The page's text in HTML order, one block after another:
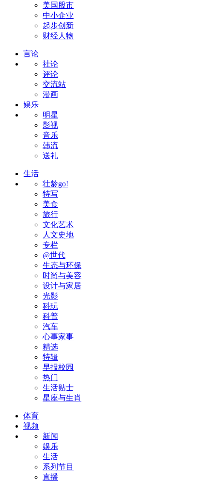
美国股市
中小企业
起步创新
财经人物
言论
社论
评论
交流站
漫画
娱乐
明星
影视
音乐
韩流
送礼
生活
壮龄go!
特写
美食
旅行
文化艺术
人文史地
专栏
@世代
生态与环保
时尚与美容
设计与家居
光影
科玩
科普
汽车
心事家事
精选
特辑
早报校园
热门
生活贴士
星座与生肖
体育
视频
新闻
娱乐
生活
系列节目
直播